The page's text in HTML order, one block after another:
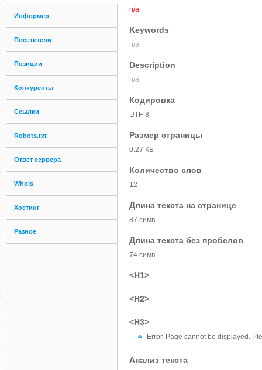
Информер
Посетители
Позиции
Конкуренты
Ссылки
Robots.txt
Ответ сервера
Whois
Хостинг
Разное
n/a
Keywords
n/a
Description
n/a
Кодировка
UTF-8
Размер страницы
0.27 КБ
Количество слов
12
Длина текста на странице
87 симв.
Длина текста без пробелов
74 симв.
<H1>
<H2>
<H3>
Error. Page cannot be displayed.
Анализ текста